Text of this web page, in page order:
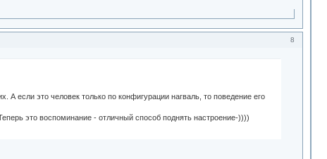
8
если это человек только по конфигурации нагваль, то поведение его
это воспоминание - отличный способ поднять настроение-))))